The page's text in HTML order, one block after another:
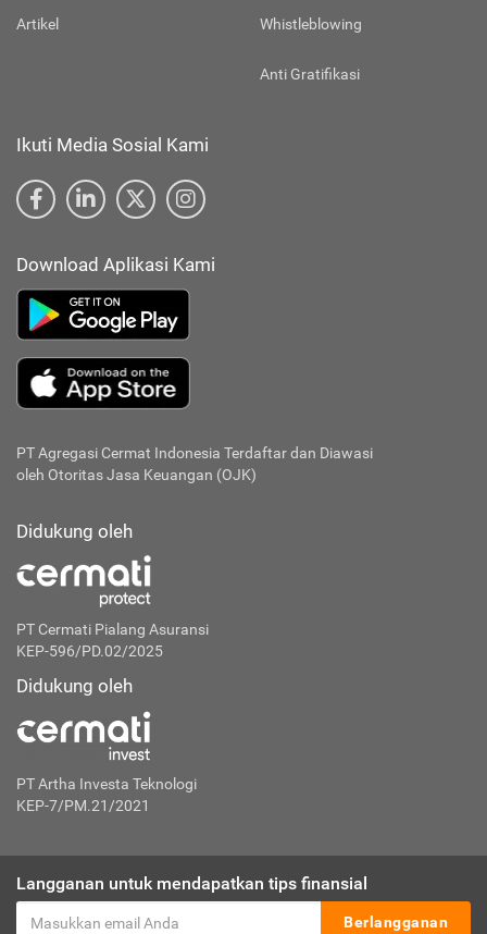
Artikel Whistleblowing
Anti Gratifikasi
Ikuti Media Sosial Kami
Download Aplikasi Kami
PT Agregasi Cermat Indonesia Terdaftar dan Diawasi
oleh Otoritas Jasa Keuangan (OJK)
Didukung oleh
PT Cermati Pialang Asuransi
KEP-596/PD.02/2025
Didukung oleh
PT Artha Investa Teknologi
KEP-7/PM.21/2021
Langganan untuk mendapatkan tips finansial
Berlangganan